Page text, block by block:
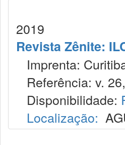
2019
Revista Zênite:
Imprenta:
Referência: v.
Disponibilidade:
Localização: